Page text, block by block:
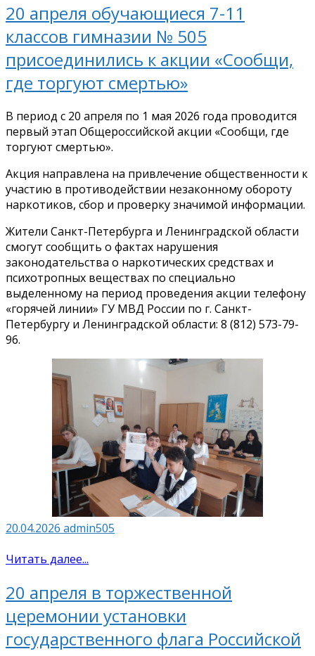
20 апреля обучающиеся 7-11
классов гимназии № 505
присоединились к акции «Сообщи,
где торгуют смертью»
В период с 20 апреля по 1 мая 2026 года проводится
первый этап Общероссийской акции «Сообщи, где
торгуют смертью».
Акция направлена на привлечение общественности к
участию в противодействии незаконному обороту
наркотиков, сбор и проверку значимой информации.
Жители Санкт-Петербурга и Ленинградской области
смогут сообщить о фактах нарушения
законодательства о наркотических средствах и
психотропных веществах по специально
выделенному на период проведения акции телефону
«горячей линии» ГУ МВД России по г. Санкт-
Петербургу и Ленинградской области: 8 (812) 573-79-
96.
20.04.2026 admin505
Читать далее...
20 апреля в торжественной
церемонии установки
государственного флага Российской